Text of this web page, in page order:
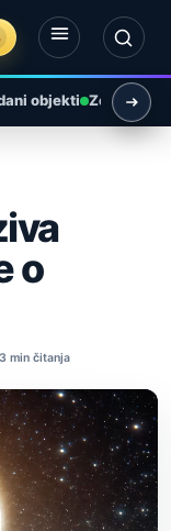
objekti Zemlja i
o
3 min čitanja